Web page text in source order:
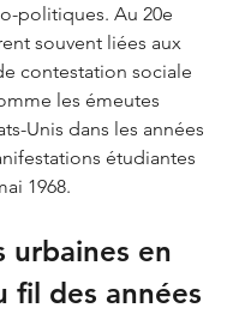
politiques. Au 20e
souvent liées aux
contestation sociale
les émeutes
Unis dans les années
étudiantes
1968.
urbaines en
fil des années